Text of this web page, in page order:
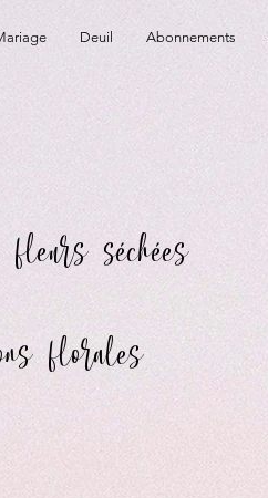
Deuil Abonnements
séchées
florales